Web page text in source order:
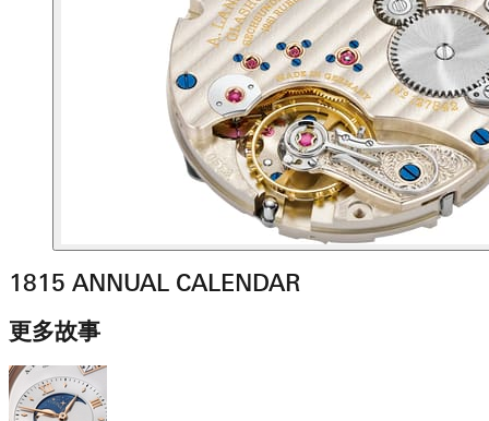
1815 ANNUAL CALENDAR
更多故事